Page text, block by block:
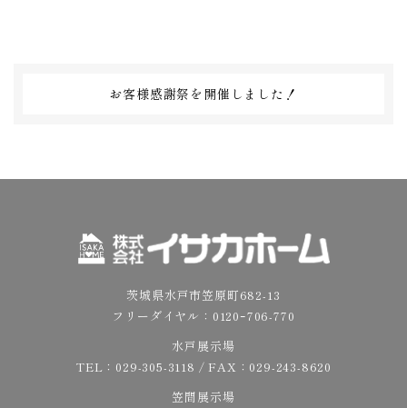
お客様感謝祭を開催しました！
茨城県水戸市笠原町682-13
フリーダイヤル： 0120ｰ706-770
水戸展示場
TEL： 029-305-3118 / FAX：029-243-8620
笠間展示場